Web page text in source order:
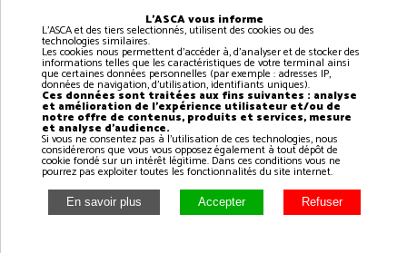
Possibilité de jouer sur différents types de
guitares :
- Classique
- Folk
- Électrique
L'ASCA vous informe
L'ASCA et des tiers selectionnés, utilisent des cookies ou des
technologies similaires.
Les cookies nous permettent d'accéder à, d'analyser et de stocker des
informations telles que les caractéristiques de votre terminal ainsi
que certaines données personnelles (par exemple : adresses IP,
données de navigation, d'utilisation, identifiants uniques).
Ces données sont traitées aux fins suivantes : analyse
et amélioration de l'expérience utilisateur et/ou de
notre offre de contenus, produits et services, mesure
et analyse d'audience.
Si vous ne consentez pas à l'utilisation de ces technologies, nous
considérerons que vous vous opposez également à tout dépôt de
cookie fondé sur un intérêt légitime. Dans ces conditions vous ne
pourrez pas exploiter toutes les fonctionnalités du site internet.